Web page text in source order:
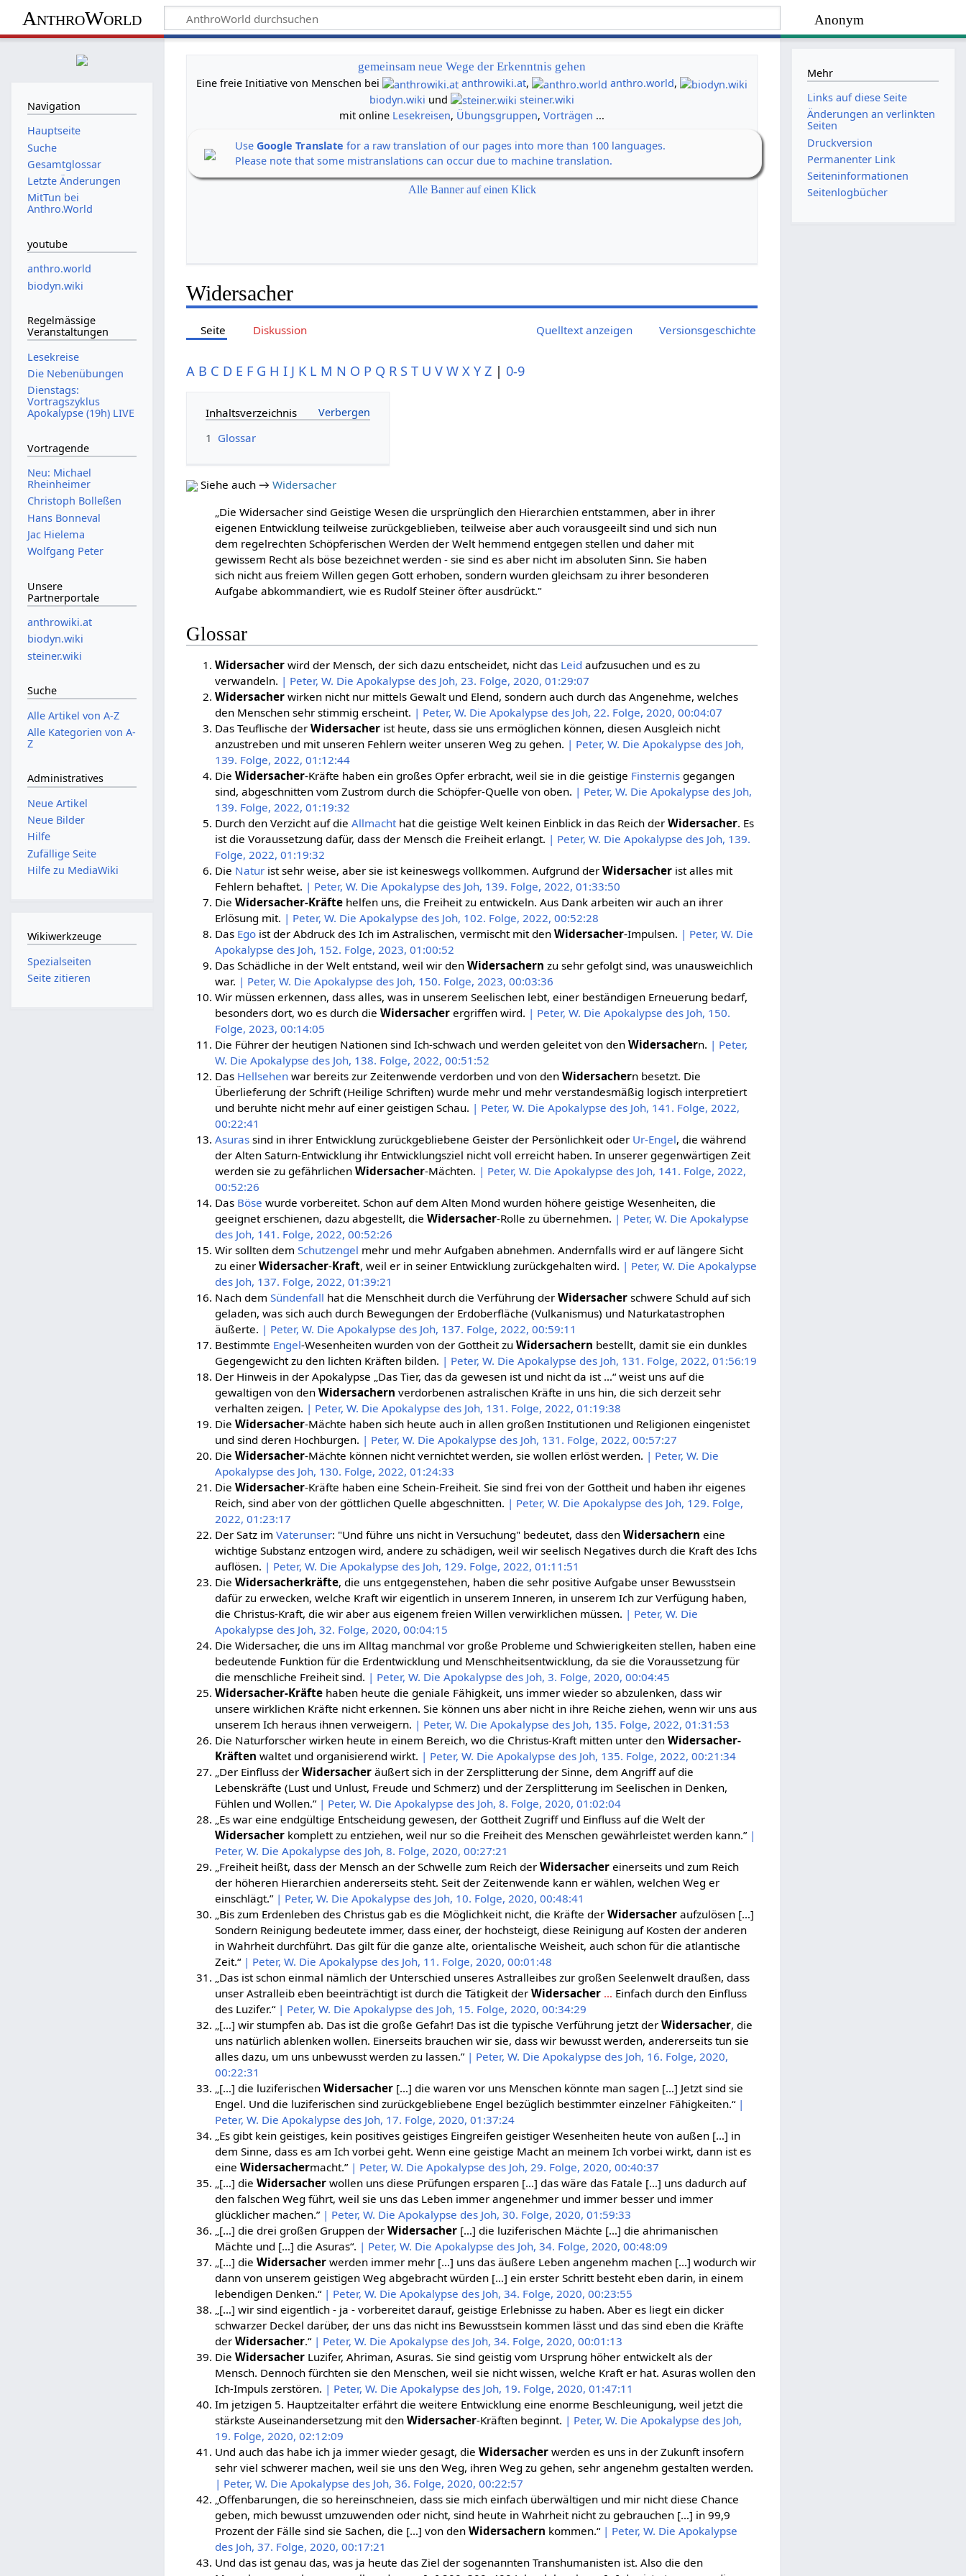
Anonym
AnthroWorld
gemeinsam neue Wege der Erkenntnis gehen
Eine freie Initiative von Menschen bei
anthrowiki.at, anthro.world,
biodyn.wiki und
steiner.wiki
mit online Lesekreisen, Übungsgruppen,Vorträgen ...
UseGoogle Translate for a raw translation of our pages into more than 100 languages.
Please note that some mistranslations can occur due to machine translation.
Alle Banner auf einen Klick
Widersacher
Seite Diskussion Quelltext anzeigen Versionsgeschichte
A B C D E F G H I J K L M N O P Q R S T U V W X Y Z | 0-9
Inhaltsverzeichnis
1 Glossar
Siehe auch →Widersacher
„Die Widersacher sind Geistige Wesen die ursprünglich den Hierarchien entstammen, aber in ihrer
eigenen Entwicklung teilweise zurückgeblieben, teilweise aber auch vorausgeeilt sind und sich nun
dem regelrechten Schöpferischen Werden der Welt hemmend entgegen stellen und daher mit
gewissem Recht als böse bezeichnet werden - sie sind es aber nicht im absoluten Sinn. Sie haben
sich nicht aus freiem Willen gegen Gott erhoben, sondern wurden gleichsam zu ihrer besonderen
Aufgabe abkommandiert, wie es Rudolf Steiner öfter ausdrückt."
Glossar
Widersacher wird der Mensch, der sich dazu entscheidet, nicht das Leid aufzusuchen und es zu
verwandeln. | Peter, W. Die Apokalypse des Joh, 23. Folge, 2020, 01:29:07
Widersacher wirken nicht nur mittels Gewalt und Elend, sondern auch durch das Angenehme, welches
den Menschen sehr stimmig erscheint. | Peter, W. Die Apokalypse des Joh, 22. Folge, 2020, 00:04:07
Das Teuflische derWidersacher ist heute, dass sie uns ermöglichen können, diesen Ausgleich nicht
anzustreben und mit unseren Fehlern weiter unseren Weg zu gehen. | Peter, W. Die Apokalypse des Joh,
139. Folge, 2022, 01:12:44
DieWidersacher-Kräfte haben ein großes Opfer erbracht, weil sie in die geistige Finsternis gegangen
sind, abgeschnitten vom Zustrom durch die Schöpfer-Quelle von oben. | Peter, W. Die Apokalypse des Joh,
139. Folge, 2022, 01:19:32
Durch den Verzicht auf dieAllmachthat die geistige Welt keinen Einblick in das Reich derWidersacher. Es
ist die Voraussetzung dafür, dass der Mensch die Freiheit erlangt. | Peter, W. Die Apokalypse des Joh, 139.
Folge, 2022, 01:19:32
Die Natur ist sehr weise, aber sie ist keineswegs vollkommen. Aufgrund derWidersacher ist alles mit
Fehlern behaftet. | Peter, W. Die Apokalypse des Joh, 139. Folge, 2022, 01:33:50
DieWidersacher-Kräfte helfen uns, die Freiheit zu entwickeln. Aus Dank arbeiten wir auch an ihrer
Erlösung mit. | Peter, W. Die Apokalypse des Joh, 102. Folge, 2022, 00:52:28
Das Ego ist der Abdruck des Ich im Astralischen, vermischt mit denWidersacher-Impulsen. | Peter, W. Die
Apokalypse des Joh, 152. Folge, 2023, 01:00:52
Das Schädliche in der Welt entstand, weil wir denWidersachern zu sehr gefolgt sind, was unausweichlich
war. | Peter, W. Die Apokalypse des Joh, 150. Folge, 2023, 00:03:36
Wir müssen erkennen, dass alles, was in unserem Seelischen lebt, einer beständigen Erneuerung bedarf,
besonders dort, wo es durch dieWidersacher ergriffen wird. | Peter, W. Die Apokalypse des Joh, 150.
Folge, 2023, 00:14:05
Die Führer der heutigen Nationen sind Ich-schwach und werden geleitet von denWidersachern. | Peter,
W. Die Apokalypse des Joh, 138. Folge, 2022, 00:51:52
Das Hellsehen war bereits zur Zeitenwende verdorben und von denWidersachern besetzt. Die
Überlieferung der Schrift (Heilige Schriften) wurde mehr und mehr verstandesmäßig logisch interpretiert
und beruhte nicht mehr auf einer geistigen Schau. | Peter, W. Die Apokalypse des Joh, 141. Folge, 2022,
00:22:41
Asuras sind in ihrer Entwicklung zurückgebliebene Geister der Persönlichkeit oder Ur-Engel, die während
der Alten Saturn-Entwicklung ihr Entwicklungsziel nicht voll erreicht haben. In unserer gegenwärtigen Zeit
werden sie zu gefährlichenWidersacher-Mächten. | Peter, W. Die Apokalypse des Joh, 141. Folge, 2022,
00:52:26
Das Böse wurde vorbereitet. Schon auf dem Alten Mond wurden höhere geistige Wesenheiten, die
geeignet erschienen, dazu abgestellt, dieWidersacher-Rolle zu übernehmen. | Peter, W. Die Apokalypse
des Joh, 141. Folge, 2022, 00:52:26
Wir sollten demSchutzengel mehr und mehr Aufgaben abnehmen. Andernfalls wird er auf längere Sicht
zu einerWidersacher-Kraft, weil er in seiner Entwicklung zurückgehalten wird. | Peter, W. Die Apokalypse
des Joh, 137. Folge, 2022, 01:39:21
Nach demSündenfall hat die Menschheit durch die Verführung derWidersacher schwere Schuld auf sich
geladen, was sich auch durch Bewegungen der Erdoberfläche (Vulkanismus) und Naturkatastrophen
äußerte. | Peter, W. Die Apokalypse des Joh, 137. Folge, 2022, 00:59:11
Bestimmte Engel-Wesenheiten wurden von der Gottheit zuWidersachern bestellt, damit sie ein dunkles
Gegengewicht zu den lichten Kräften bilden. | Peter, W. Die Apokalypse des Joh, 131. Folge, 2022, 01:56:19
Der Hinweis in der Apokalypse „Das Tier, das da gewesen ist und nicht da ist …“ weist uns auf die
gewaltigen von denWidersachern verdorbenen astralischen Kräfte in uns hin, die sich derzeit sehr
verhalten zeigen. | Peter, W. Die Apokalypse des Joh, 131. Folge, 2022, 01:19:38
DieWidersacher-Mächte haben sich heute auch in allen großen Institutionen und Religionen eingenistet
und sind deren Hochburgen. | Peter, W. Die Apokalypse des Joh, 131. Folge, 2022, 00:57:27
DieWidersacher-Mächte können nicht vernichtet werden, sie wollen erlöst werden. | Peter, W. Die
Apokalypse des Joh, 130. Folge, 2022, 01:24:33
DieWidersacher-Kräfte haben eine Schein-Freiheit. Sie sind frei von der Gottheit und haben ihr eigenes
Reich, sind aber von der göttlichen Quelle abgeschnitten. | Peter, W. Die Apokalypse des Joh, 129. Folge,
2022, 01:23:17
Der Satz imVaterunser: "Und führe uns nicht in Versuchung" bedeutet, dass denWidersachern eine
wichtige Substanz entzogen wird, andere zu schädigen, weil wir seelisch Negatives durch die Kraft des Ichs
auflösen. | Peter, W. Die Apokalypse des Joh, 129. Folge, 2022, 01:11:51
DieWidersacherkräfte, die uns entgegenstehen, haben die sehr positive Aufgabe unser Bewusstsein
dafür zu erwecken, welche Kraft wir eigentlich in unserem Inneren, in unserem Ich zur Verfügung haben,
die Christus-Kraft, die wir aber aus eigenem freien Willen verwirklichen müssen. | Peter, W. Die
Apokalypse des Joh, 32. Folge, 2020, 00:04:15
Die Widersacher, die uns im Alltag manchmal vor große Probleme und Schwierigkeiten stellen, haben eine
bedeutende Funktion für die Erdentwicklung und Menschheitsentwicklung, da sie die Voraussetzung für
die menschliche Freiheit sind. | Peter, W. Die Apokalypse des Joh, 3. Folge, 2020, 00:04:45
Widersacher-Kräfte haben heute die geniale Fähigkeit, uns immer wieder so abzulenken, dass wir
unsere wirklichen Kräfte nicht erkennen. Sie können uns aber nicht in ihre Reiche ziehen, wenn wir uns aus
unserem Ich heraus ihnen verweigern. | Peter, W. Die Apokalypse des Joh, 135. Folge, 2022, 01:31:53
Die Naturforscher wirken heute in einem Bereich, wo die Christus-Kraft mitten unter denWidersacher-
Kräften waltet und organisierend wirkt. | Peter, W. Die Apokalypse des Joh, 135. Folge, 2022, 00:21:34
„Der Einfluss derWidersacher äußert sich in der Zersplitterung der Sinne, dem Angriff auf die
Lebenskräfte (Lust und Unlust, Freude und Schmerz) und der Zersplitterung im Seelischen in Denken,
Fühlen und Wollen.” | Peter, W. Die Apokalypse des Joh, 8. Folge, 2020, 01:02:04
„Es war eine endgültige Entscheidung gewesen, der Gottheit Zugriff und Einfluss auf die Welt der
Widersacher komplett zu entziehen, weil nur so die Freiheit des Menschen gewährleistet werden kann.” |
Peter, W. Die Apokalypse des Joh, 8. Folge, 2020, 00:27:21
„Freiheit heißt, dass der Mensch an der Schwelle zum Reich derWidersacher einerseits und zum Reich
der höheren Hierarchien andererseits steht. Seit der Zeitenwende kann er wählen, welchen Weg er
einschlägt.” | Peter, W. Die Apokalypse des Joh, 10. Folge, 2020, 00:48:41
„Bis zum Erdenleben des Christus gab es die Möglichkeit nicht, die Kräfte derWidersacher aufzulösen […]
Sondern Reinigung bedeutete immer, dass einer, der hochsteigt, diese Reinigung auf Kosten der anderen
in Wahrheit durchführt. Das gilt für die ganze alte, orientalische Weisheit, auch schon für die atlantische
Zeit.“ | Peter, W. Die Apokalypse des Joh, 11. Folge, 2020, 00:01:48
„Das ist schon einmal nämlich der Unterschied unseres Astralleibes zur großen Seelenwelt draußen, dass
unser Astralleib eben beeinträchtigt ist durch die Tätigkeit derWidersacher … Einfach durch den Einfluss
des Luzifer.“ | Peter, W. Die Apokalypse des Joh, 15. Folge, 2020, 00:34:29
„[…] wir stumpfen ab. Das ist die große Gefahr! Das ist die typische Verführung jetzt derWidersacher, die
uns natürlich ablenken wollen. Einerseits brauchen wir sie, dass wir bewusst werden, andererseits tun sie
alles dazu, um uns unbewusst werden zu lassen.” | Peter, W. Die Apokalypse des Joh, 16. Folge, 2020,
00:22:31
„[…] die luziferischenWidersacher […] die waren vor uns Menschen könnte man sagen […] Jetzt sind sie
Engel. Und die luziferischen sind zurückgebliebene Engel bezüglich bestimmter einzelner Fähigkeiten.“ |
Peter, W. Die Apokalypse des Joh, 17. Folge, 2020, 01:37:24
„Es gibt kein geistiges, kein positives geistiges Eingreifen geistiger Wesenheiten heute von außen […] in
dem Sinne, dass es am Ich vorbei geht. Wenn eine geistige Macht an meinem Ich vorbei wirkt, dann ist es
eineWidersachermacht.” | Peter, W. Die Apokalypse des Joh, 29. Folge, 2020, 00:40:37
„[…] dieWidersacher wollen uns diese Prüfungen ersparen […] das wäre das Fatale […] uns dadurch auf
den falschen Weg führt, weil sie uns das Leben immer angenehmer und immer besser und immer
glücklicher machen.” | Peter, W. Die Apokalypse des Joh, 30. Folge, 2020, 01:59:33
„[…] die drei großen Gruppen derWidersacher […] die luziferischen Mächte […] die ahrimanischen
Mächte und […] die Asuras“. | Peter, W. Die Apokalypse des Joh, 34. Folge, 2020, 00:48:09
„[…] dieWidersacher werden immer mehr […] uns das äußere Leben angenehm machen […] wodurch wir
dann von unserem geistigen Weg abgebracht würden […] ein erster Schritt besteht eben darin, in einem
lebendigen Denken.“ | Peter, W. Die Apokalypse des Joh, 34. Folge, 2020, 00:23:55
„[…] wir sind eigentlich - ja - vorbereitet darauf, geistige Erlebnisse zu haben. Aber es liegt ein dicker
schwarzer Deckel darüber, der uns das nicht ins Bewusstsein kommen lässt und das sind eben die Kräfte
derWidersacher.“ | Peter, W. Die Apokalypse des Joh, 34. Folge, 2020, 00:01:13
DieWidersacher Luzifer, Ahriman, Asuras. Sie sind geistig vom Ursprung höher entwickelt als der
Mensch. Dennoch fürchten sie den Menschen, weil sie nicht wissen, welche Kraft er hat. Asuras wollen den
Ich-Impuls zerstören. | Peter, W. Die Apokalypse des Joh, 19. Folge, 2020, 01:47:11
Im jetzigen 5. Hauptzeitalter erfährt die weitere Entwicklung eine enorme Beschleunigung, weil jetzt die
stärkste Auseinandersetzung mit denWidersacher-Kräften beginnt. | Peter, W. Die Apokalypse des Joh,
19. Folge, 2020, 02:12:09
Und auch das habe ich ja immer wieder gesagt, dieWidersacher werden es uns in der Zukunft insofern
sehr viel schwerer machen, weil sie uns den Weg, ihren Weg zu gehen, sehr angenehm gestalten werden.
| Peter, W. Die Apokalypse des Joh, 36. Folge, 2020, 00:22:57
„Offenbarungen, die so hereinschneien, dass sie mich einfach überwältigen und mir nicht diese Chance
geben, mich bewusst umzuwenden oder nicht, sind heute in Wahrheit nicht zu gebrauchen […] in 99,9
Prozent der Fälle sind sie Sachen, die […] von denWidersachern kommen.“ | Peter, W. Die Apokalypse
des Joh, 37. Folge, 2020, 00:17:21
Und das ist genau das, was ja heute das Ziel der sogenannten Transhumanisten ist. Also die den
Navigation
Hauptseite
Suche
Gesamtglossar
Letzte Änderungen
MitTun bei
Anthro.World
youtube
anthro.world
biodyn.wiki
Regelmässige
Veranstaltungen
Lesekreise
Die Nebenübungen
Dienstags:
Vortragszyklus
Apokalypse (19h) LIVE
Vortragende
Neu: Michael
Rheinheimer
Christoph Bolleßen
Hans Bonneval
Jac Hielema
Wolfgang Peter
Unsere
Partnerportale
anthrowiki.at
biodyn.wiki
steiner.wiki
Suche
Alle Artikel von A-Z
Alle Kategorien von A-
Z
Administratives
Neue Artikel
Neue Bilder
Hilfe
Zufällige Seite
Hilfe zu MediaWiki
Wikiwerkzeuge
Spezialseiten
Seite zitieren
Mehr
Links auf diese Seite
Änderungen an verlinkten
Seiten
Druckversion
Permanenter Link
Seiten­­informationen
Seitenlogbücher